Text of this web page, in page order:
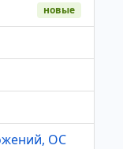
новые
ОС